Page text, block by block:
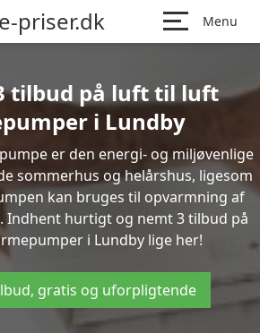
priser.dk Menu
tilbud på luft til luft
i Lundby
er den energi- og miljøvenlige
sommerhus og helårshus, ligesom
kan bruges til opvarmning af
Indhent hurtigt og nemt 3 tilbud på
i Lundby lige her!
gratis og uforpligtende